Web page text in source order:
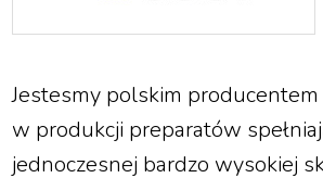
Jestesmy polskim
w produkcji preparatów
jednoczesnej bardzo wysokiej